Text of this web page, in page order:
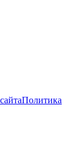
Политика